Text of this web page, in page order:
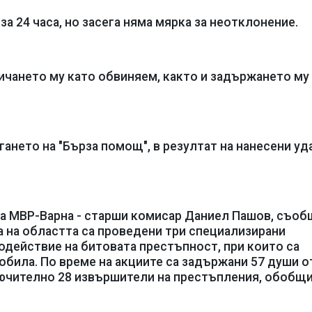
24 часа, но засега няма мярка за неотклонение.
му като обвиняем, както и задържането
на "Бърза помощ", в резултат на нанесени
МВР-Варна - старши комисар Даниел Пашов,
областта са проведени три специализирани
на битовата престъпност, при които са
По време на акциите са задържани 57 души
28 извършители на престъпления,